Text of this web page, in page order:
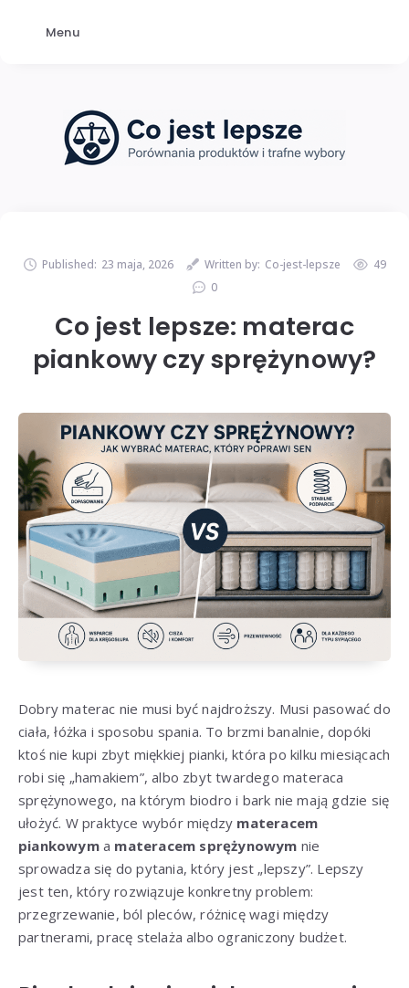
Published: 23 maja, 2026 Written by: Co-jest-lepsze
49
0
Co jest lepsze: materac
piankowy czy sprężynowy?
Dobry materac nie musi być najdroższy. Musi pasować do
ciała, łóżka i sposobu spania. To brzmi banalnie, dopóki
ktoś nie kupi zbyt miękkiej pianki, która po kilku miesiącach
robi się „hamakiem”, albo zbyt twardego materaca
sprężynowego, na którym biodro i bark nie mają gdzie się
ułożyć. W praktyce wybór między materacem
piankowyma materacem sprężynowym nie
sprowadza się do pytania, który jest „lepszy”. Lepszy
jest ten, który rozwiązuje konkretny problem:
przegrzewanie, ból pleców, różnicę wagi między
partnerami, pracę stelaża albo ograniczony budżet.
Menu